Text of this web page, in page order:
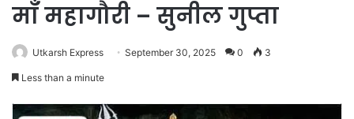
माँ महागौरी – सुनील गुप्ता
Utkarsh Express September 30, 2025 0 3
Less than a minute